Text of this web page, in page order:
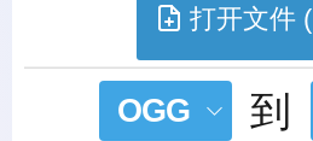
打开文件
OGG 到